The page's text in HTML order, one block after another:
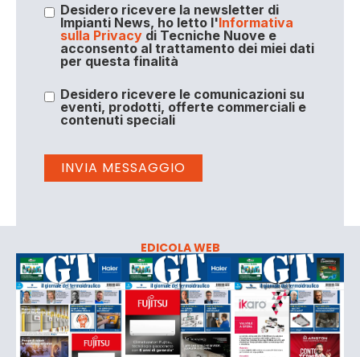
Desidero ricevere la newsletter di
Impianti News, ho letto l'Informativa
sulla Privacydi Tecniche Nuove e
acconsento al trattamento dei miei dati
per questa finalità
Desidero ricevere le comunicazioni su
eventi, prodotti, offerte commerciali e
contenuti speciali
EDICOLA WEB